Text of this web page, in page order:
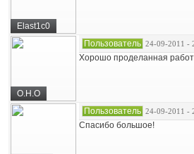
Elast1c0
O.H.O
Пользователь 24-09-2011 -
Хорошо проделанная
Пользователь 24-09-2011 -
Спасибо большое!